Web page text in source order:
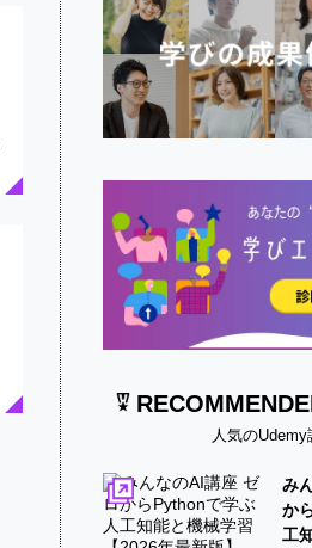
人気のUdemy
み
か
工